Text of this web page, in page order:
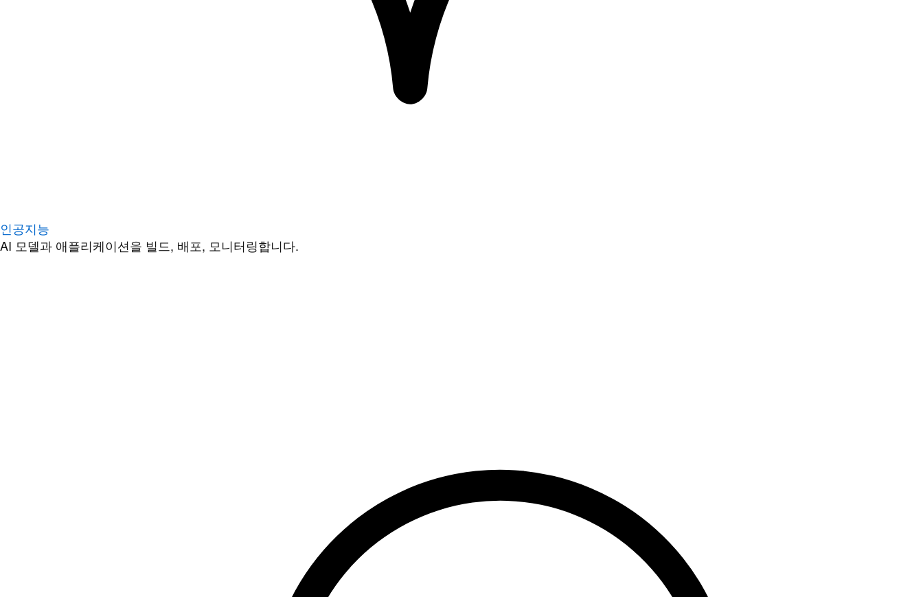
인공지능
AI 모델과 애플리케이션을 빌드, 배포, 모니터링합니다.